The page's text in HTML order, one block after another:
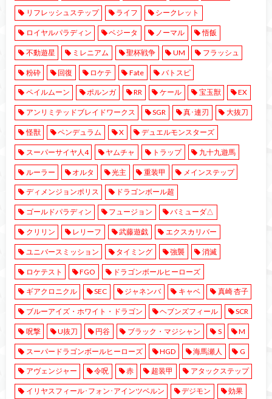
リフレッシュステップ ライフ シークレット
ロイヤルパラディン ベジータ ノーマル 悟飯
不動遊星 ミレニアム 聖杯戦争 UM フラッシュ
粉砕 回復 ロケテ Fate バトスピ
ペイルムーン ポルンガ RR ケール 宝玉獣 EX
アンリミテッドブレイドワークス SGR 真･連刃 大抜刀
怪獣 ペンデュラム X デュエルモンスターズ
スーパーサイヤ人4 ヤムチャ トラップ 九十九遊馬
ルーラー オルタ 光主 重装甲 メインステップ
ディメンジョンポリス ドラゴンボール超
ゴールドパラディン フュージョン バミューダ△
クリリン レリーフ 武藤遊戯 エクスカリバー
ユニバースミッション タイミング 強襲 消滅
ロケテスト FGO ドラゴンボールヒーローズ
ギアクロニクル SEC ジャネンバ キャベ 真崎 杏子
ブルーアイズ・ホワイト・ドラゴン ヘブンズフィール SCR
呪撃 U抜刀 円谷 ブラック・マジシャン S M
スーパードラゴンボールヒーローズ HGD 海馬瀬人 G
アヴェンジャー 令呪 赤 超装甲 アタックステップ
イリヤスフィール･フォン･アインツベルン デジモン 効果